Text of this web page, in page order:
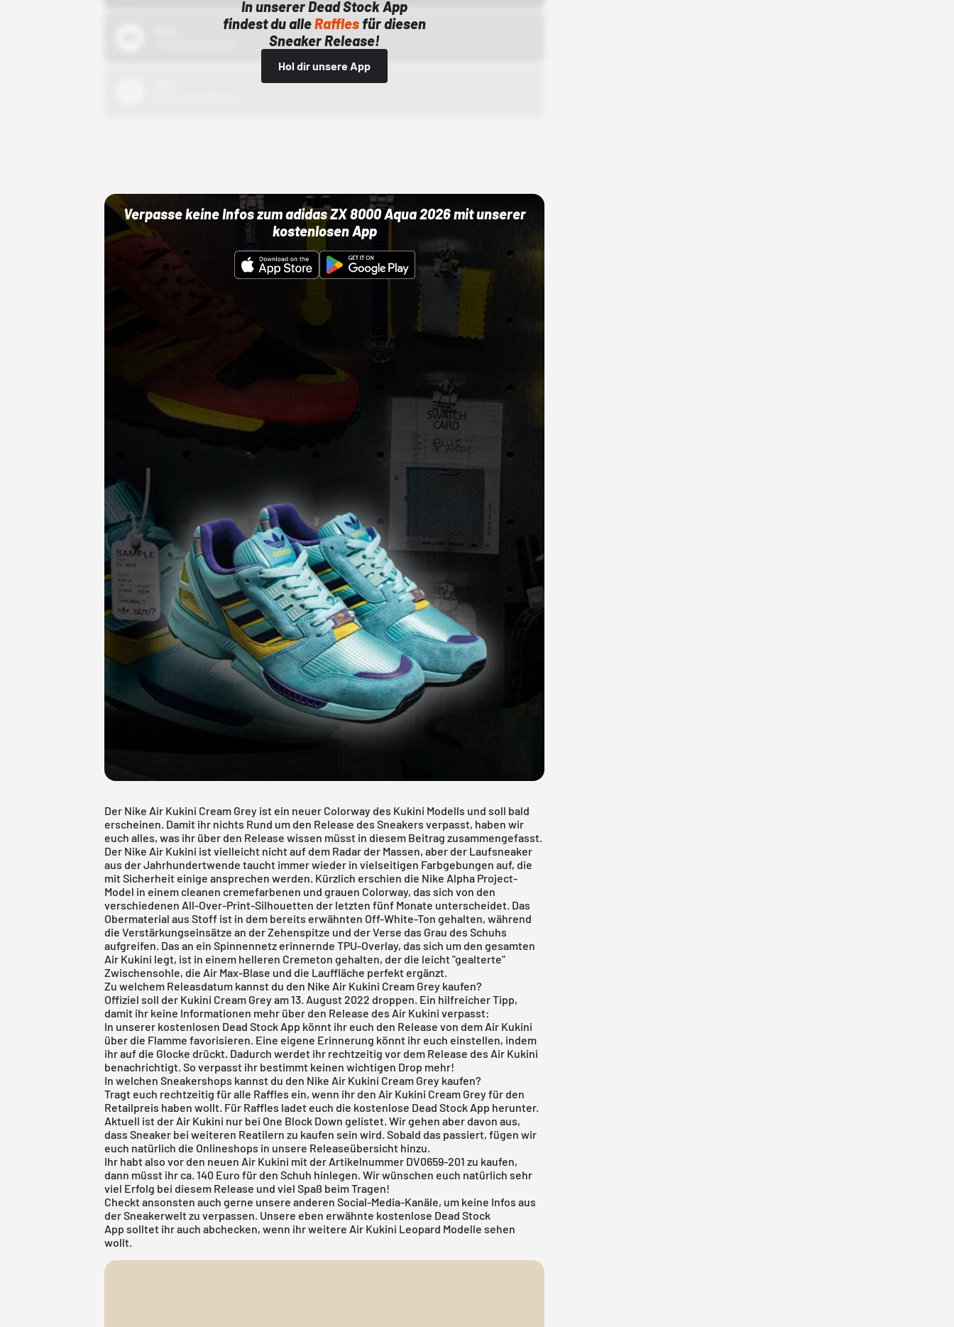
In unserer Dead Stock App
findest du alleRaffles für diesen
Sneaker Release!
Hol dir unsere App
Verpasse keine Infos zum adidas ZX 8000 Aqua 2026 mit unserer
kostenlosen App
Der Nike Air Kukini Cream Grey ist ein neuer Colorway des Kukini Modells und soll bald
erscheinen. Damit ihr nichts Rund um den Release des Sneakers verpasst, haben wir
euch alles, was ihr über den Release wissen müsst in diesem Beitrag zusammengefasst.
Der Nike Air Kukini ist vielleicht nicht auf dem Radar der Massen, aber der Laufsneaker
aus der Jahrhundertwende taucht immer wieder in vielseitigen Farbgebungen auf, die
mit Sicherheit einige ansprechen werden. Kürzlich erschien die Nike Alpha Project-
Model in einem cleanen cremefarbenen und grauen Colorway, das sich von den
verschiedenen All-Over-Print-Silhouetten der letzten fünf Monate unterscheidet. Das
Obermaterial aus Stoff ist in dem bereits erwähnten Off-White-Ton gehalten, während
die Verstärkungseinsätze an der Zehenspitze und der Verse das Grau des Schuhs
aufgreifen. Das an ein Spinnennetz erinnernde TPU-Overlay, das sich um den gesamten
Air Kukini legt, ist in einem helleren Cremeton gehalten, der die leicht "gealterte"
Zwischensohle, die Air Max-Blase und die Lauffläche perfekt ergänzt.
Zu welchem Releasdatum kannst du den Nike Air Kukini Cream Grey kaufen?
Offiziel soll der Kukini Cream Grey am 13. August 2022 droppen. Ein hilfreicher Tipp,
damit ihr keine Informationen mehr über den Release des Air Kukini verpasst:
In unserer kostenlosen Dead Stock App könnt ihr euch den Release von dem Air Kukini
über die Flamme favorisieren. Eine eigene Erinnerung könnt ihr euch einstellen, indem
ihr auf die Glocke drückt. Dadurch werdet ihr rechtzeitig vor dem Release des Air Kukini
benachrichtigt. So verpasst ihr bestimmt keinen wichtigen Drop mehr!
In welchen Sneakershops kannst du den Nike Air Kukini Cream Grey kaufen?
Tragt euch rechtzeitig für alle Raffles ein, wenn ihr den Air Kukini Cream Grey für den
Retailpreis haben wollt. Für Raffles ladet euch die kostenlose Dead Stock App herunter.
Aktuell ist der Air Kukini nur bei One Block Down gelistet. Wir gehen aber davon aus,
dass Sneaker bei weiteren Reatilern zu kaufen sein wird. Sobald das passiert, fügen wir
euch natürlich die Onlineshops in unsere Releaseübersicht hinzu.
Ihr habt also vor den neuen Air Kukini mit der Artikelnummer DV0659-201 zu kaufen,
dann müsst ihr ca. 140 Euro für den Schuh hinlegen. Wir wünschen euch natürlich sehr
viel Erfolg bei diesem Release und viel Spaß beim Tragen!
Checkt ansonsten auch gerne unsere anderen Social-Media-Kanäle, um keine Infos aus
der Sneakerwelt zu verpassen. Unsere eben erwähnte kostenlose Dead Stock
App solltet ihr auch abchecken, wenn ihr weitere Air Kukini Leopard Modelle sehen
wollt.